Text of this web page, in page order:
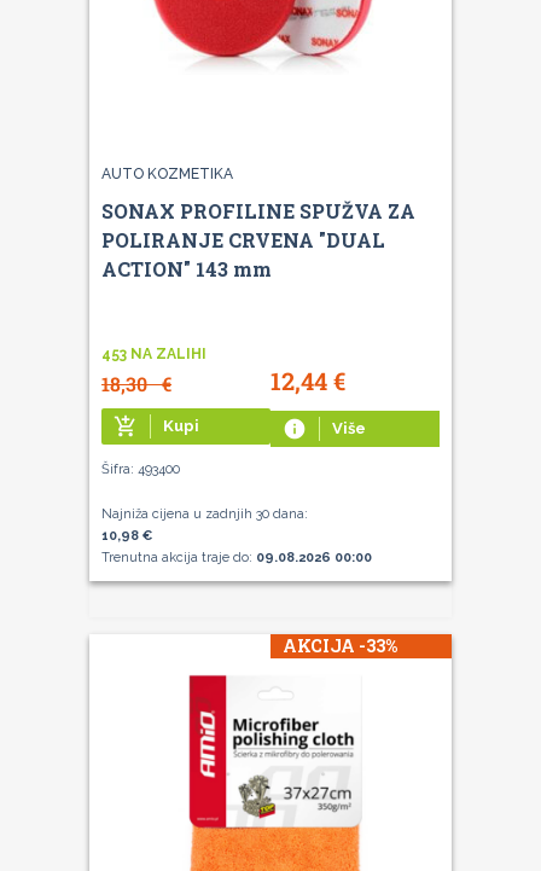
AUTO KOZMETIKA
SONAX PROFILINE SPUŽVA ZA
POLIRANJE CRVENA "DUAL
ACTION" 143 mm
453 NA ZALIHI
18,30€ 12,44€
add_shopping_cart Kupi info Više
Šifra: 493400
Najniža cijena u zadnjih 30 dana:
10,98 €
Trenutna akcija traje do: 09.08.2026 00:00
AKCIJA -33%